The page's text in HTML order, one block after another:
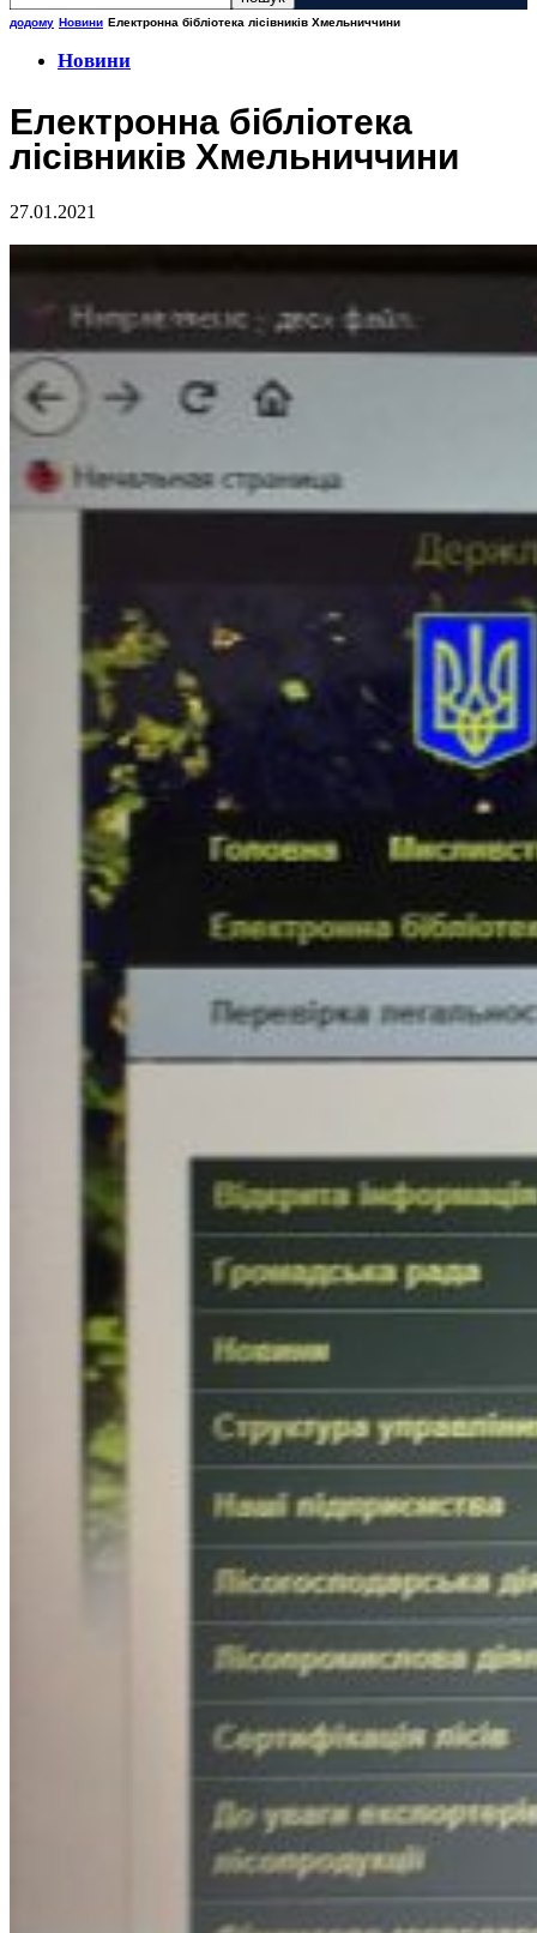
додому Новини Електронна бібліотека лісівників Хмельниччини
Новини
Електронна бібліотека
лісівників Хмельниччини
27.01.2021